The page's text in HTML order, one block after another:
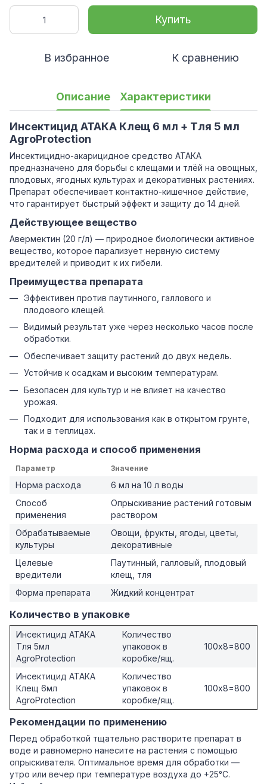
Купить
В избранное К сравнению
Описание Характеристики
Инсектицид АТАКА Клещ 6 мл + Тля 5 мл
AgroProtection
Инсектицидно-акарицидное средство АТАКА
предназначено для борьбы с клещами и тлёй на овощных,
плодовых, ягодных культурах и декоративных растениях.
Препарат обеспечивает контактно-кишечное действие,
что гарантирует быстрый эффект и защиту до 14 дней.
Действующее вещество
Авермектин (20 г/л) — природное биологически активное
вещество, которое парализует нервную систему
вредителей и приводит к их гибели.
Преимущества препарата
Эффективен против паутинного, галлового и
плодового клещей.
Видимый результат уже через несколько часов после
обработки.
Обеспечивает защиту растений до двух недель.
Устойчив к осадкам и высоким температурам.
Безопасен для культур и не влияет на качество
урожая.
Подходит для использования как в открытом грунте,
так и в теплицах.
Норма расхода и способ применения
Параметр Значение
Норма расхода
6 мл на 10 л воды
Способ
применения
Опрыскивание растений готовым
раствором
Обрабатываемые
культуры
Овощи, фрукты, ягоды, цветы,
декоративные
Целевые
вредители
Паутинный, галловый, плодовый
клещ, тля
Форма препарата
Жидкий концентрат
Количество в упаковке
Инсектицид АТАКА
Тля 5мл
AgroProtection
Количество
упаковок в
коробке/ящ.
100х8=800
Инсектицид АТАКА
Клещ 6мл
AgroProtection
Количество
упаковок в
коробке/ящ.
100х8=800
Рекомендации по применению
Перед обработкой тщательно растворите препарат в
воде и равномерно нанесите на растения с помощью
опрыскивателя. Оптимальное время для обработки —
утро или вечер при температуре воздуха до +25°C.